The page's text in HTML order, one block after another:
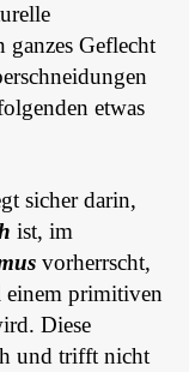
Geflecht
etwas
sicher darin,
ist, im
vorherrscht,
einem primitiven
Diese
und trifft nicht